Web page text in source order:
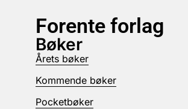
Forente forlag
Bøker
Årets bøker
Kommende bøker
Pocketbøker